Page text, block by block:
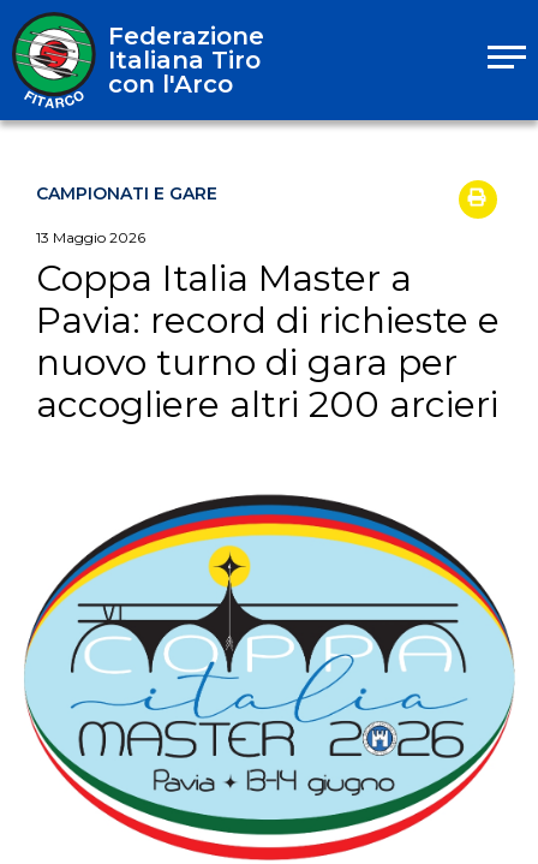
Federazione
Italiana Tiro
con l'Arco
CAMPIONATI E GARE
13 Maggio 2026
Coppa Italia Master a
Pavia: record di richieste e
nuovo turno di gara per
accogliere altri 200 arcieri